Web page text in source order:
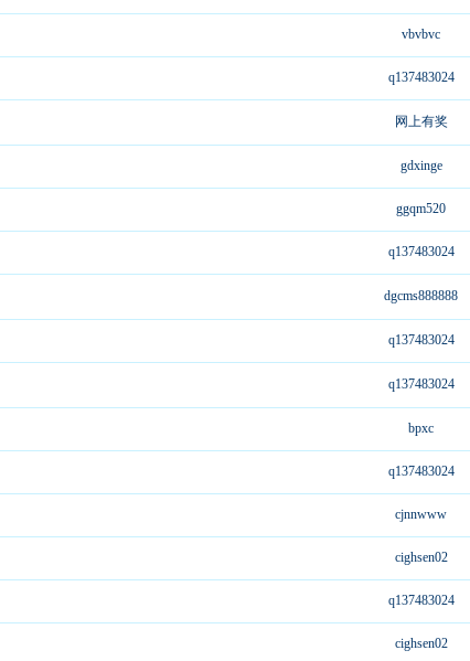
vbvbvc
q137483024
网上有奖
gdxinge
ggqm520
q137483024
dgcms888888
q137483024
q137483024
bpxc
q137483024
cjnnwww
cighsen02
q137483024
cighsen02